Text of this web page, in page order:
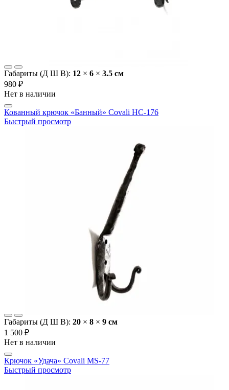
Габариты (Д Ш В): 12 × 6 × 3.5 cм
980 ₽
Нет в наличии
Кованный крючок «Банный» Covali HC-176
Быстрый просмотр
Габариты (Д Ш В): 20 × 8 × 9 cм
1 500 ₽
Нет в наличии
Крючок «Удача» Covali MS-77
Быстрый просмотр